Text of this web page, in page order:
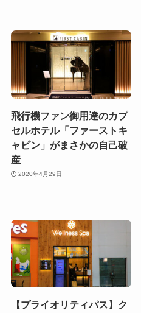
飛行機ファン御用達のカプ
セルホテル「ファーストキ
ャビン」がまさかの自己破
産
2020年4月29日
【プライオリティパス】ク